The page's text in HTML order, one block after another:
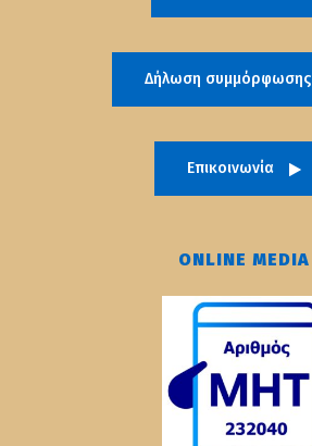
Δήλωση συμμόρφωσης
Επικοινωνία
ONLINE MEDIA